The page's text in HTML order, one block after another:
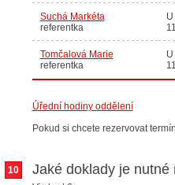
Suchá Markéta
referentka
Tomčalová Marie
referentka
Úřední hodiny oddělení
Pokud si chcete rezervovat
10 Jaké doklady je nutné